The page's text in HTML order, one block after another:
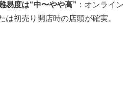
易度は“中〜やや高” ：オンライン
は初売り開店時の店頭が確実。